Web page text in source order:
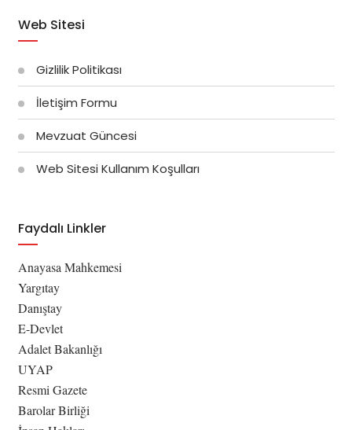
Web Sitesi
Gizlilik Politikası
İletişim Formu
Mevzuat Güncesi
Web Sitesi Kullanım Koşulları
Faydalı Linkler
Anayasa Mahkemesi
Yargıtay
Danıştay
E-Devlet
Adalet Bakanlığı
UYAP
Resmi Gazete
Barolar Birliği